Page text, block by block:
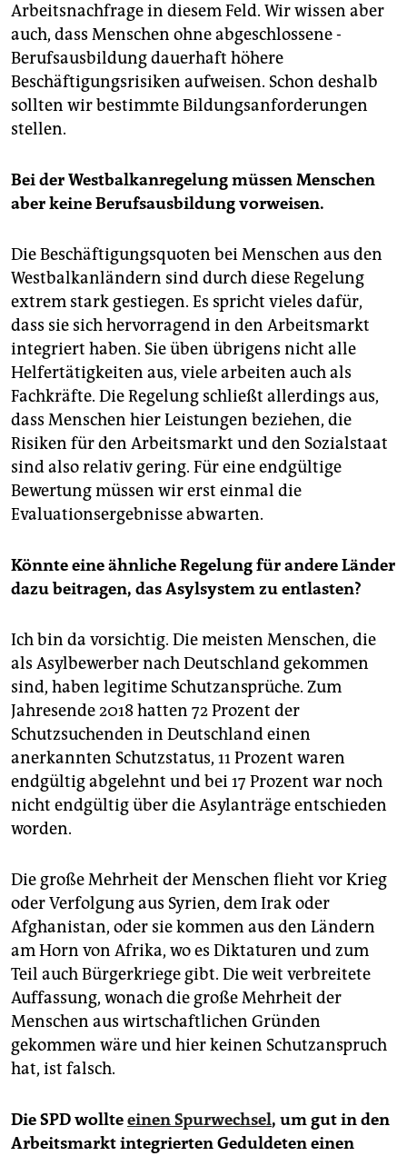
Arbeitsnachfrage in diesem Feld. Wir wissen aber
auch, dass Menschen ohne abgeschlossene ­
Berufsausbildung dauerhaft höhere
Beschäftigungsrisiken aufweisen. Schon deshalb
sollten wir bestimmte Bildungsanforderungen
stellen.
Bei der Westbalkanregelung müssen Menschen
aber keine Berufsausbildung vorweisen.
Die Beschäftigungsquoten bei Menschen aus den
Westbal­kanländern sind durch diese Regelung
extrem stark gestiegen. Es spricht vieles dafür,
dass sie sich hervorragend in den Arbeitsmarkt
integriert haben. Sie üben übrigens nicht alle
Helfertätigkeiten aus, viele arbeiten auch als
Fachkräfte. Die Regelung schließt allerdings aus,
dass Menschen hier Leistungen beziehen, die
Risiken für den Arbeitsmarkt und den Sozialstaat
sind also relativ gering. Für eine endgültige
Bewertung müssen wir erst einmal die
Evaluationsergebnisse abwarten.
Könnte eine ähnliche Regelung für andere Länder
dazu beitragen, das Asylsystem zu entlasten?
Ich bin da vorsichtig. Die meisten Menschen, die
als Asylbewerber nach Deutschland gekommen
sind, haben legitime Schutzansprüche. Zum
Jahresende 2018 hatten 72 Prozent der
Schutzsuchenden in Deutschland einen
anerkannten Schutzstatus, 11 Prozent waren
endgültig abgelehnt und bei 17 Prozent war noch
nicht endgültig über die Asylanträge entschieden
worden.
Die große Mehrheit der Menschen flieht vor Krieg
oder Verfolgung aus Syrien, dem Irak oder
Afghanistan, oder sie kommen aus den Ländern
am Horn von Afrika, wo es Diktaturen und zum
Teil auch Bürgerkriege gibt. Die weit verbreitete
Auffassung, wonach die große Mehrheit der
Menschen aus wirtschaftlichen Gründen
gekommen wäre und hier keinen Schutzanspruch
hat, ist falsch.
Die SPD wollteeinen Spurwechsel, um gut in den
Arbeitsmarkt integrierten Geduldeten einen